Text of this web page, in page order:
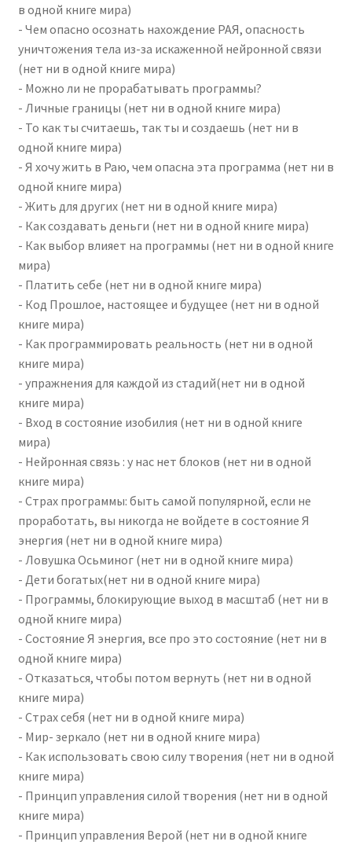
в одной книге мира)
- Чем опасно осознать нахождение РАЯ, опасность
уничтожения тела из-за искаженной нейронной связи
(нет ни в одной книге мира)
- Можно ли не прорабатывать программы?
- Личные границы (нет ни в одной книге мира)
- То как ты считаешь, так ты и создаешь (нет ни в
одной книге мира)
- Я хочу жить в Раю, чем опасна эта программа (нет ни в
одной книге мира)
- Жить для других (нет ни в одной книге мира)
- Как создавать деньги (нет ни в одной книге мира)
- Как выбор влияет на программы (нет ни в одной книге
мира)
- Платить себе (нет ни в одной книге мира)
- Код Прошлое, настоящее и будущее (нет ни в одной
книге мира)
- Как программировать реальность (нет ни в одной
книге мира)
- упражнения для каждой из стадий(нет ни в одной
книге мира)
- Вход в состояние изобилия (нет ни в одной книге
мира)
- Нейронная связь : у нас нет блоков (нет ни в одной
книге мира)
- Страх программы: быть самой популярной, если не
проработать, вы никогда не войдете в состояние Я
энергия (нет ни в одной книге мира)
- Ловушка Осьминог (нет ни в одной книге мира)
- Дети богатых(нет ни в одной книге мира)
- Программы, блокирующие выход в масштаб (нет ни в
одной книге мира)
- Состояние Я энергия, все про это состояние (нет ни в
одной книге мира)
- Отказаться, чтобы потом вернуть (нет ни в одной
книге мира)
- Страх себя (нет ни в одной книге мира)
- Мир- зеркало (нет ни в одной книге мира)
- Как использовать свою силу творения (нет ни в одной
книге мира)
- Принцип управления силой творения (нет ни в одной
книге мира)
- Принцип управления Верой (нет ни в одной книге